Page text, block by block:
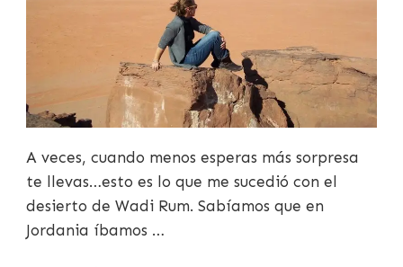
A veces, cuando menos esperas más sorpresa
te llevas…esto es lo que me sucedió con el
desierto de Wadi Rum. Sabíamos que en
Jordania íbamos …